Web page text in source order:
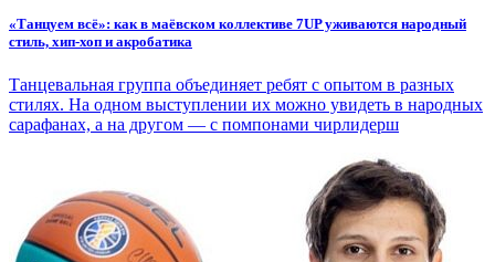
«Танцуем всё»: как в маёвском коллективе 7UP уживаются народный
стиль, хип-хоп и акробатика
Танцевальная группа объединяет ребят с опытом в разных
стилях. На одном выступлении их можно увидеть в народных
сарафанах, а на другом — с помпонами чирлидерш